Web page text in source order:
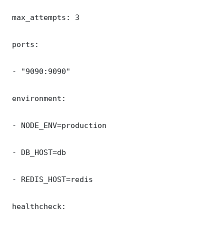
max_attempts: 3
ports:
- "9090:9090"
environment:
- NODE_ENV=production
- DB_HOST=db
- REDIS_HOST=redis
healthcheck: